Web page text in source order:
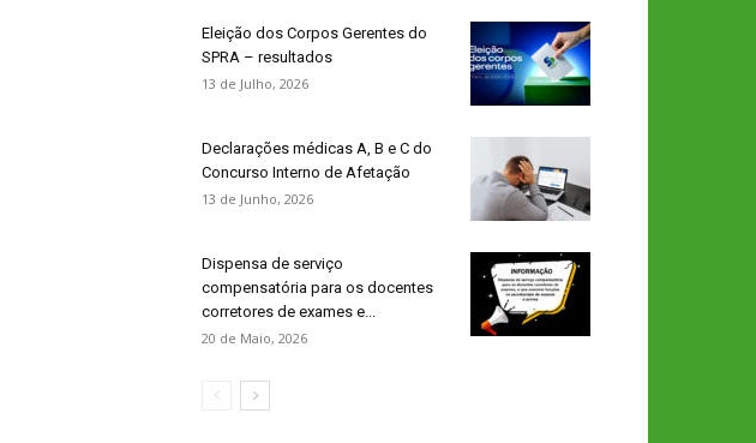
Eleição dos Corpos Gerentes do
SPRA – resultados
13 de Julho, 2026
Declarações médicas A, B e C do
Concurso Interno de Afetação
13 de Junho, 2026
Dispensa de serviço
compensatória para os docentes
corretores de exames e...
20 de Maio, 2026